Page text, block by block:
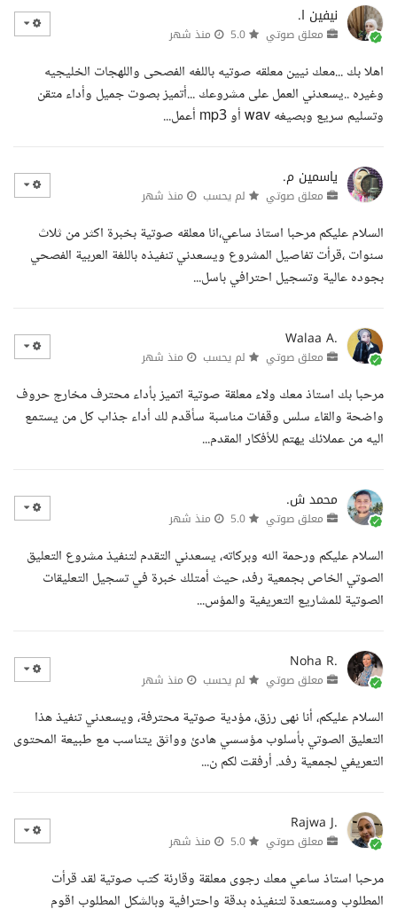
نيفين ا.
معلق صوتي منذ شهر
اهلا بك ...معك نيين معلقه صوتيه باللغه الفصحى واللهجات الخليجيه
وغيره ..يسعدني العمل على مشروعك ...أتميز بصوت جميل وأداء متقن
وتسليم سريع وبصيغه wav أو mp3 أعمل...
ياسمين م.
معلق صوتي لم يحسب منذ شهر
السلام عليكم مرحبا استاذ ساعي،انا معلقه صوتية بخبرة اكثر من ثلاث
سنوات ،قرأت تفاصيل المشروع ويسعدني تنفيذه باللغة العربية الفصحي
بجوده عالية وتسجيل احترافي باسل...
Walaa A.
معلق صوتي لم يحسب منذ شهر
مرحبا بك استاذ معك ولاء معلقة صوتية اتميز بأداء محترف مخارج حروف
واضحة والقاء سلس وقفات مناسبة سأقدم لك أداء جذاب كل من يستمع
اليه من عملائك يهتم للأفكار المقدم...
محمد ش.
معلق صوتي منذ شهر
السلام عليكم ورحمة الله وبركاته، يسعدني التقدم لتنفيذ مشروع التعليق
الصوتي الخاص بجمعية رفد، حيث أمتلك خبرة في تسجيل التعليقات
الصوتية للمشاريع التعريفية والمؤس...
Noha R.
معلق صوتي لم يحسب منذ شهر
السلام عليكم، أنا نهى رزق، مؤدية صوتية محترفة، ويسعدني تنفيذ هذا
التعليق الصوتي بأسلوب مؤسسي هادئ وواثق يتناسب مع طبيعة المحتوى
التعريفي لجمعية رفد. أرفقت لكم ن...
Rajwa J.
معلق صوتي منذ شهر
مرحبا استاذ ساعي معك رجوى معلقة وقارئة كتب صوتية لقد قرأت
المطلوب ومستعدة لتنفيذه بدقة واحترافية وبالشكل المطلوب اقوم